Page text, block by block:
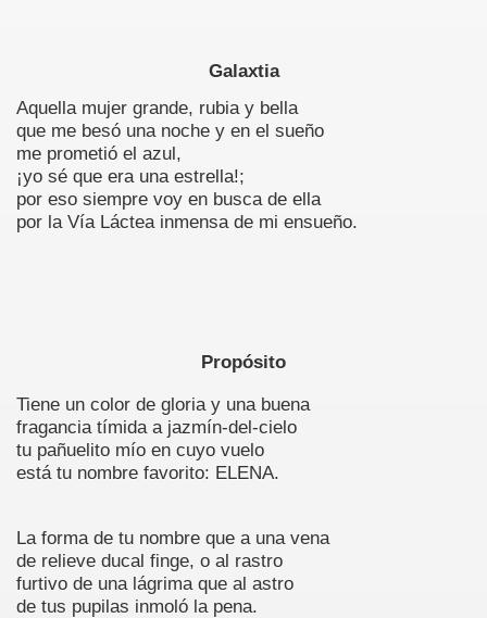
Galaxtia
Aquella mujer grande, rubia y bella
que me besó una noche y en el sueño
me prometió el azul,
¡yo sé que era una estrella!;
por eso siempre voy en busca de ella
por la Vía Láctea inmensa de mi ensueño.
Propósito
Tiene un color de gloria y una buena
fragancia tímida a jazmín-del-cielo
tu pañuelito mío en cuyo vuelo
está tu nombre favorito: ELENA.
La forma de tu nombre que a una vena
de relieve ducal finge, o al rastro
furtivo de una lágrima que al astro
de tus pupilas inmoló la pena.